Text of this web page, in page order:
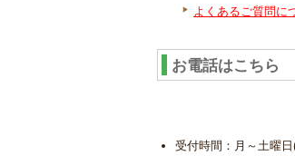
よくあるご質問に
お電話はこちら
受付時間：月～土曜